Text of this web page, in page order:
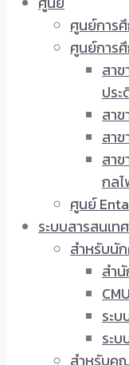
ศูนย์การ
ศูนย์การ
สา
ปร
สา
สา
สา
กล
ศูนย์
ระบบสารสนเทศ
สำหรับนั
สำ
ระ
ระบ
สำหรับค